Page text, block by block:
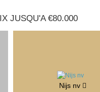
JUSQU'A €80.000
Nijs nv